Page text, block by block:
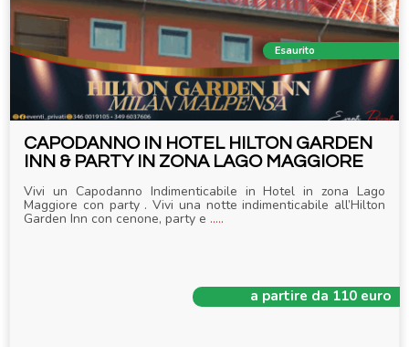
Esaurito
CAPODANNO IN HOTEL HILTON GARDEN
INN & PARTY IN ZONA LAGO MAGGIORE
Vivi un Capodanno Indimenticabile in Hotel in zona Lago
Maggiore con party . Vivi una notte indimenticabile all’Hilton
Garden Inn con cenone, party e .....
a partire da 110 euro